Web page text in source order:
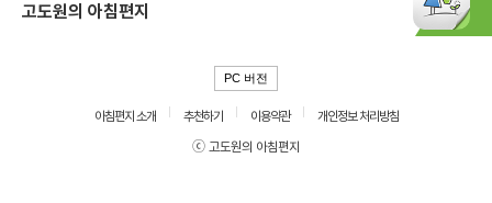
고도원의 아침편지
PC 버전
아침편지 소개 추천하기 이용약관
개인정보 처리방침
ⓒ 고도원의 아침편지